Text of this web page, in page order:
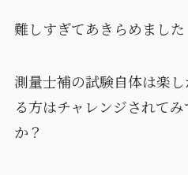
難しすぎてあきらめました
測量士補の試験自体は楽
る方はチャレンジされて
か？